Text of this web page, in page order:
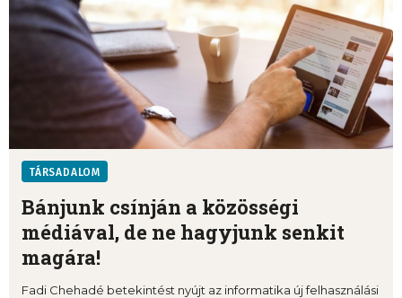
TÁRSADALOM
Bánjunk csínján a közösségi
médiával, de ne hagyjunk senkit
magára!
Fadi Chehadé betekintést nyújt az informatika új felhasználási